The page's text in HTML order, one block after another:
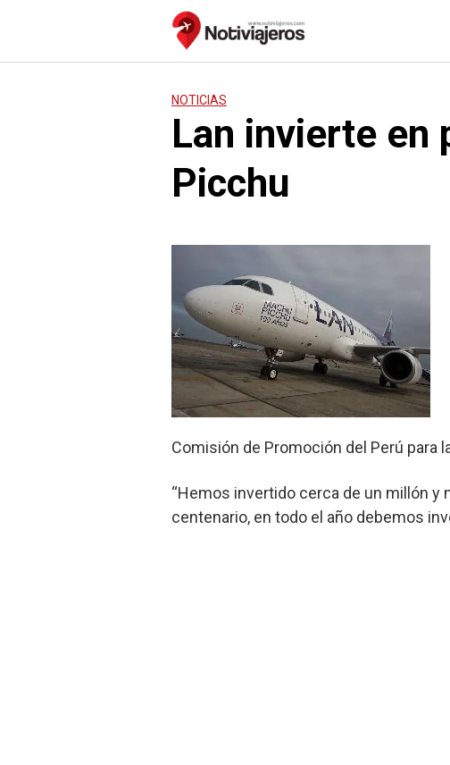
NOTICIAS
Lan invierte en
Picchu
Comisión de Promoción del Perú para
“Hemos invertido cerca de un millón y
centenario, en todo el año debemos